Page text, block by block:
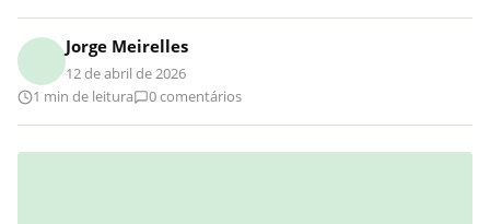
Jorge Meirelles
12 de abril de 2026
1 min de leitura
0 comentários